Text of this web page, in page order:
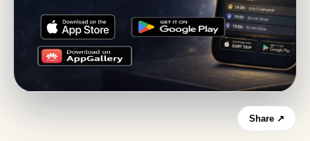
Share ↗